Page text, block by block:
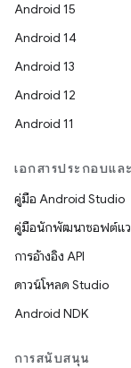
Android 15
Android 14
Android 13
Android 12
Android 11
เอกสารประกอบแล
คู่มือ Android Studio
คู่มือนักพัฒนาซอฟต์แ
การอ้างอิง API
ดาวน์โหลด Studio
Android NDK
การสนับสนุน